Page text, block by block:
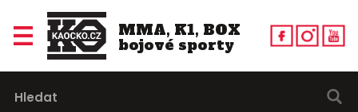
MMA, K1, BOX
bojové sporty